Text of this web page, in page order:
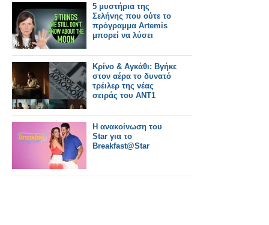
5 μυστήρια της
Σελήνης που ούτε το
πρόγραμμα Artemis
μπορεί να λύσει
Κρίνο & Αγκάθι: Βγήκε
στον αέρα το δυνατό
τρέιλερ της νέας
σειράς του ΑΝΤ1
Η ανακοίνωση του
Star για το
Breakfast@Star